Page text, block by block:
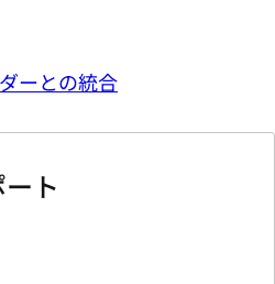
ーとの統合
ト